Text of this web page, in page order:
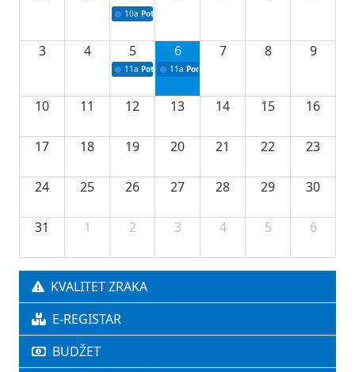
10a Potpisivanje ugovora sa neprofitnim
3 4 5
11a Potpisivanje ugovora o stipendijama za
6
11a Podrška razvoju vodne infrastrukture u
7 8 9
10 11 12 13 14 15 16
17 18 19 20 21 22 23
24 25 26 27 28 29 30
31 1 2 3 4 5 6
KVALITET ZRAKA
E-REGISTAR
BUDŽET